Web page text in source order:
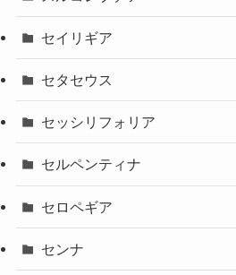
セイリギア
セタセウス
セッシリフォリア
セルペンティナ
セロペギア
センナ